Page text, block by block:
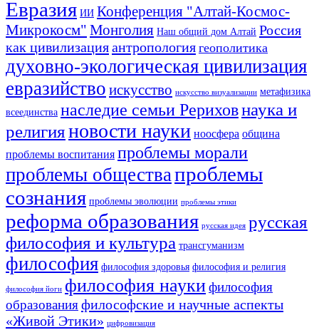
Евразия ИИ Конференция "Алтай-Космос-
Микрокосм" Монголия Наш общий дом Алтай Россия
как цивилизацияантропология геополитика
духовно-экологическая цивилизация
евразийство искусство искусство визуализации метафизика
всеединства наследие семьи Рериховнаука и
религияновости науки ноосфера община
проблемы воспитания проблемы морали
проблемы обществапроблемы
сознания проблемы эволюции проблемы этики
реформа образования русская идея русская
философия и культура трансгуманизм
философия философия здоровья философия и религия
философия йоги философия наукифилософия
образованияфилософские и научные аспекты
«Живой Этики» цифровизация